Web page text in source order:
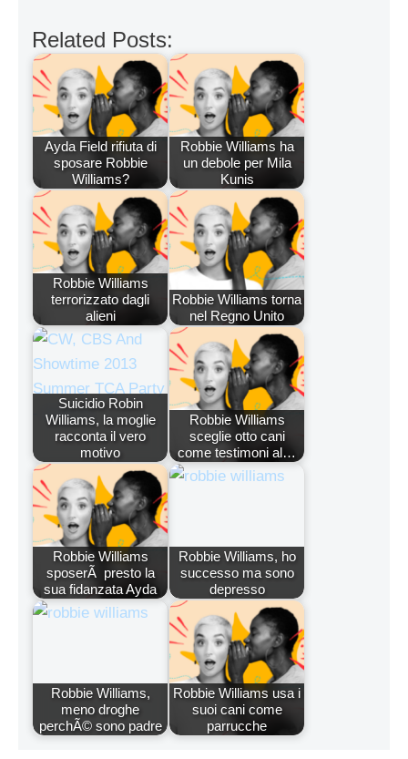
Related Posts:
Ayda Field rifiuta di
sposare Robbie
Williams?
Robbie Williams ha
un debole per Mila
Kunis
Robbie Williams
terrorizzato dagli
alieni
Robbie Williams torna
nel Regno Unito
Suicidio Robin
Williams, la moglie
racconta il vero
motivo
Robbie Williams
sceglie otto cani
come testimoni al…
Robbie Williams
sposerÃ presto la
sua fidanzata Ayda
Robbie Williams, ho
successo ma sono
depresso
Robbie Williams,
meno droghe
perchÃ© sono padre
Robbie Williams usa i
suoi cani come
parrucche